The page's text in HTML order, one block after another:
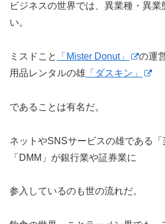
ビジネスの世界では、異業種・異
い。
ミスドこと 「Mister Donut」
の運
用品レンタルの雄 「ダスキン」
であることは有名だ。
ネットやSNSサービスの雄である「
「DMM」が銀行業や証券業に
参入しているのも世の流れだ。